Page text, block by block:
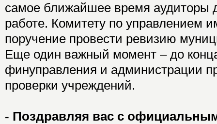
самое ближайшее время аудиторы
работе. Комитету по управлением
поручение провести ревизию
Еще один важный момент – до
финуправления и администрации
проверки учреждений.
- Поздравляя вас с